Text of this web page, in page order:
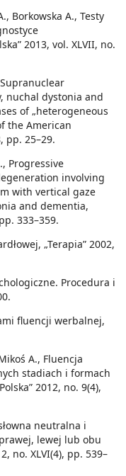
Borkowska A., Testy
2013, vol. XLVII, no.
Supranuclear
nuchal dystonia and
of „heterogeneous
the American
pp. 25–29.
Progressive
involving
with vertical gaze
and dementia,
333–359.
„Terapia” 2002,
Procedura i
fluencji werbalnej,
A., Fluencja
stadiach i formach
2012, no. 9(4),
neutralna i
lewej lub obu
no. XLVI(4), pp. 539–